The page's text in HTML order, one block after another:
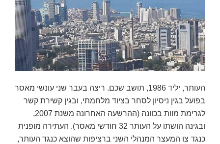
העותר, יליד 1986, תושב שכם. ריצה בעבר שני עונשי מאסר
בפועל בגין ניסיון לסחר בציוד מלחמתי, ובגין קשירת קשר
לגרימת מוות בכוונה (ההרשעה האחרונה משנת 2007,
ובגינה הושתו על העותר 32 חודשי מאסר). העתירה מופנית
כנגד צו המעצר המנהלי השני ברציפות שהוצא כנגד העותר,